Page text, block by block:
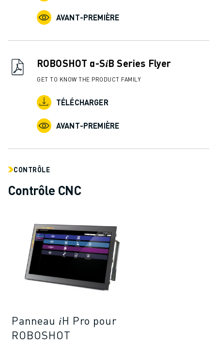
AVANT-PREMIÈRE
ROBOSHOT α-S𝑖B Series Flyer
GET TO KNOW THE PRODUCT FAMILY
TÉLÉCHARGER
AVANT-PREMIÈRE
CONTRÔLE
Contrôle CNC
Panneau 𝑖H Pro pour
ROBOSHOT